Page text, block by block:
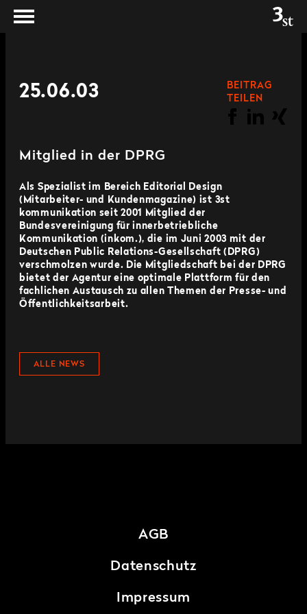
25.06.03
BEITRAG
TEILEN
Mitglied in der DPRG
Als Spezialist im Bereich Editorial Design
(Mitarbeiter- und Kundenmagazine) ist 3st
kommunikation seit 2001 Mitglied der
Bundesvereinigung für innerbetriebliche
Kommunikation (inkom.), die im Juni 2003 mit der
Deutschen Public Relations-Gesellschaft (DPRG)
verschmolzen wurde. Die Mitgliedschaft bei der DPRG
bietet der Agentur eine optimale Plattform für den
fachlichen Austausch zu allen Themen der Presse- und
Öffentlichkeitsarbeit.
ALLE NEWS
AGB
Datenschutz
Impressum